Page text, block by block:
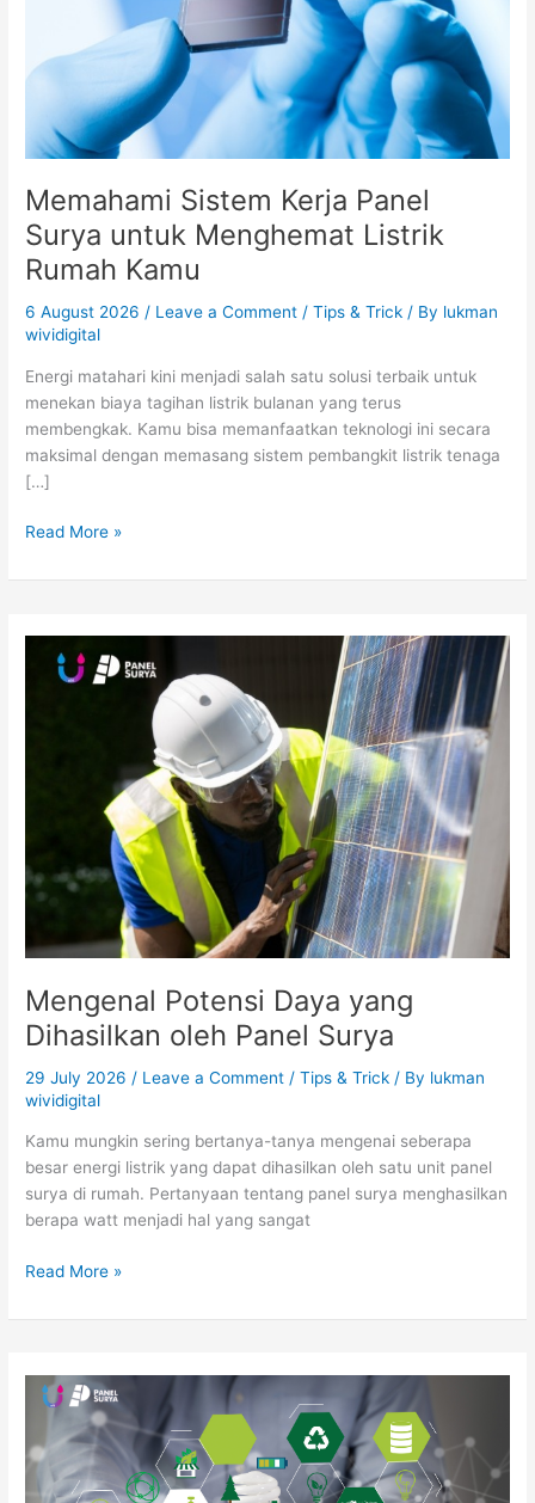
Memahami Sistem Kerja Panel
Surya untuk Menghemat Listrik
Rumah Kamu
6 August 2026 / Leave a Comment /Tips & Trick / By lukman
wividigital
Energi matahari kini menjadi salah satu solusi terbaik untuk
menekan biaya tagihan listrik bulanan yang terus
membengkak. Kamu bisa memanfaatkan teknologi ini secara
maksimal dengan memasang sistem pembangkit listrik tenaga
[…]
Rumah
Kamu
Read More »
Mengenal Potensi Daya yang
Dihasilkan oleh Panel Surya
29 July 2026 / Leave a Comment /Tips & Trick / By lukman
wividigital
Kamu mungkin sering bertanya-tanya mengenai seberapa
besar energi listrik yang dapat dihasilkan oleh satu unit panel
surya di rumah. Pertanyaan tentang panel surya menghasilkan
berapa watt menjadi hal yang sangat
Potensi
Read More »
Investasi
Cerdas
Panel
Surya
Untuk